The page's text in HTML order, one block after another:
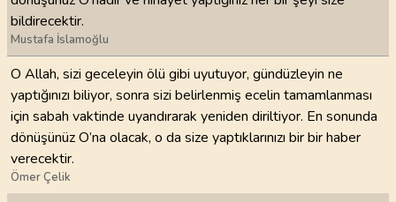
bildirecektir.
Mustafa İslamoğlu
O Allah, sizi geceleyin ölü gibi uyutuyor, gündüzleyin ne
yaptığınızı biliyor, sonra sizi belirlenmiş ecelin tamamlanması
için sabah vaktinde uyandırarak yeniden diriltiyor. En sonunda
dönüşünüz O’na olacak, o da size yaptıklarınızı bir bir haber
verecektir.
Ömer Çelik